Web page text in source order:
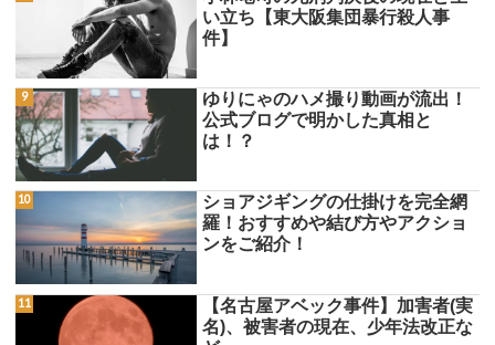
い立ち【東大阪集団暴行殺人事
件】
ゆりにゃのハメ撮り動画が流出！
公式ブログで明かした真相と
は！？
ショアジギングの仕掛けを完全網
羅！おすすめや結び方やアクショ
ンをご紹介！
【名古屋アベック事件】加害者(実
名)、被害者の現在、少年法改正な